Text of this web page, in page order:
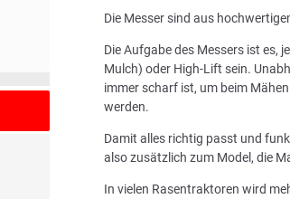
Die Messer sind aus
Die Aufgabe des Messers ist es,
Mulch) oder High-Lift sein.
immer scharf ist, um beim
werden.
Damit alles richtig passt und
also zusätzlich zum Model, die
In vielen Rasentraktoren wird